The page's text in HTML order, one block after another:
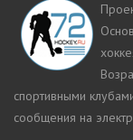
спортивными
сообщения на